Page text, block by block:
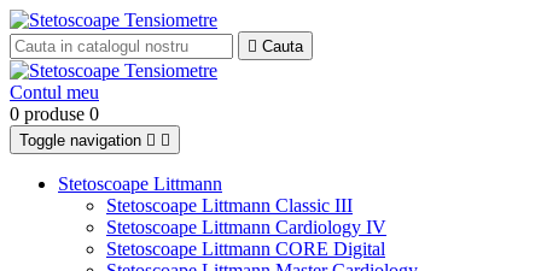
 Cauta
Contul meu
0 produse 0
Toggle navigation  
Stetoscoape Littmann
Stetoscoape Littmann Classic III
Stetoscoape Littmann Cardiology IV
Stetoscoape Littmann CORE Digital